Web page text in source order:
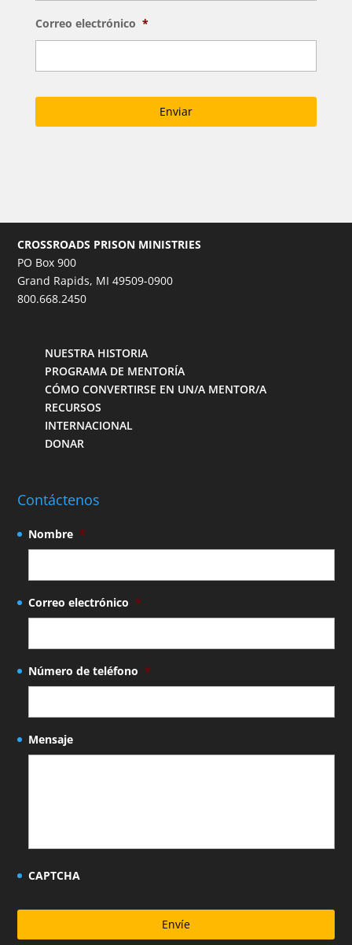
Correo electrónico *
CROSSROADS PRISON MINISTRIES
PO Box 900
Grand Rapids, MI 49509-0900
800.668.2450
NUESTRA HISTORIA
PROGRAMA DE MENTORÍA
CÓMO CONVERTIRSE EN UN/A MENTOR/A
RECURSOS
INTERNACIONAL
DONAR
Contáctenos
Nombre *
Correo electrónico *
Número de teléfono *
Mensaje
CAPTCHA